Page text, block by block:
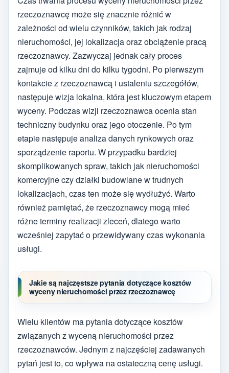
rzeczoznawcę może się znacznie różnić w
zależności od wielu czynników, takich jak rodzaj
nieruchomości, jej lokalizacja oraz obciążenie pracą
rzeczoznawcy. Zazwyczaj jednak cały proces
zajmuje od kilku dni do kilku tygodni. Po pierwszym
kontakcie z rzeczoznawcą i ustaleniu szczegółów,
następuje wizja lokalna, która jest kluczowym etapem
wyceny. Podczas wizji rzeczoznawca ocenia stan
techniczny budynku oraz jego otoczenie. Po tym
etapie następuje analiza danych rynkowych oraz
sporządzenie raportu. W przypadku bardziej
skomplikowanych spraw, takich jak nieruchomości
komercyjne czy działki budowlane w trudnych
lokalizacjach, czas ten może się wydłużyć. Warto
również pamiętać, że rzeczoznawcy mogą mieć
różne terminy realizacji zleceń, dlatego warto
wcześniej zapytać o przewidywany czas wykonania
usługi.
Jakie są najczęstsze pytania dotyczące kosztów
wyceny nieruchomości przez rzeczoznawcę
Wielu klientów ma pytania dotyczące kosztów
związanych z wyceną nieruchomości przez
rzeczoznawców. Jednym z najczęściej zadawanych
pytań jest to, co wpływa na ostateczną cenę usługi.